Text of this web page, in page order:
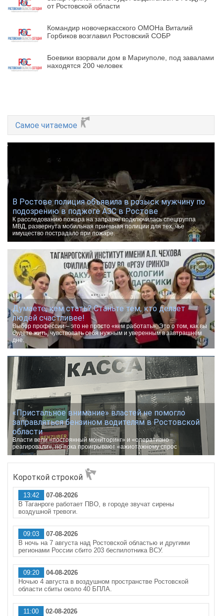
от Ростовской области
Командир новочеркасского ОМОНа Виталий
Горбиков возглавил Ростовский СОБР
Боевики взорвали дом в Мариуполе, под завалами
находятся 200 человек
Самое читаемое
В Ростове полиция объявила в розыск мужчину по
подозрению в поджоге АЗС в Ростове
К расследованию пожара на заправке подключилась спецгруппа
МВД, развернута мобильная приемная полиции для тех, чье
имущество пострадало при пожаре.
Думаете, кем стать? Станьте тем, кто делает
людей счастливее!
Выбор профессии – это не просто «кем работать». Это о том, как вы
будете жить, чувствовать себя нужным и уверенным в завтрашнем
дне.
«Пристальное внимание» властей не помогло
заправляться бензином водителям в Ростовской
области
Власти вели «постоянный мониторинг» и «оперативно
реагировали», но пока проигрывают «ажиотажному спрос
Короткой строкой
13:42
07-08-2026
В Таганроге работает ПВО, в городе звучат сирены
воздушной тревоги.
09:03
07-08-2026
В ночь на 7 августа над Ростовской областью и другими
регионами России сбито 203 беспилотника ВСУ.
09:20
04-08-2026
Ночью 4 августа в воздушном пространстве Ростовской
области сбиты около 40 БПЛА.
11:00
02-08-2026